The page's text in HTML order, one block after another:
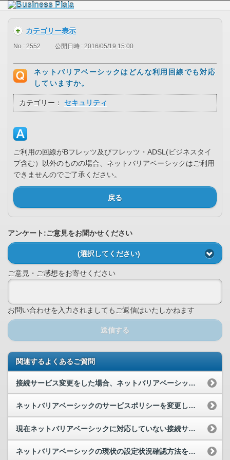
カテゴリー表示
No : 2552 公開日時 : 2016/05/19 15:00
ネットバリアベーシックはどんな利用回線でも対応
していますか。
カテゴリー： セキュリティ
ご利用の回線がBフレッツ及びフレッツ・ADSL(ビジネスタイ
プ含む）以外のものの場合、ネットバリアベーシックはご利用
できませんのでご了承ください。
戻る
アンケート:ご意見をお聞かせください
(選択してください)
ご意見・ご感想をお寄せください
お問い合わせを入力されましてもご返信はいたしかねます
送信する
関連するよくあるご質問
接続サービス変更をした場合、ネットバリアベーシックのサービスポリシー(フィ...
ネットバリアベーシックのサービスポリシーを変更した場合の反映までの時間を教...
現在ネットバリアベーシックに対応していない接続サービスへの今後のサービス提...
ネットバリアベーシックの現状の設定状況確認方法を教えてください。